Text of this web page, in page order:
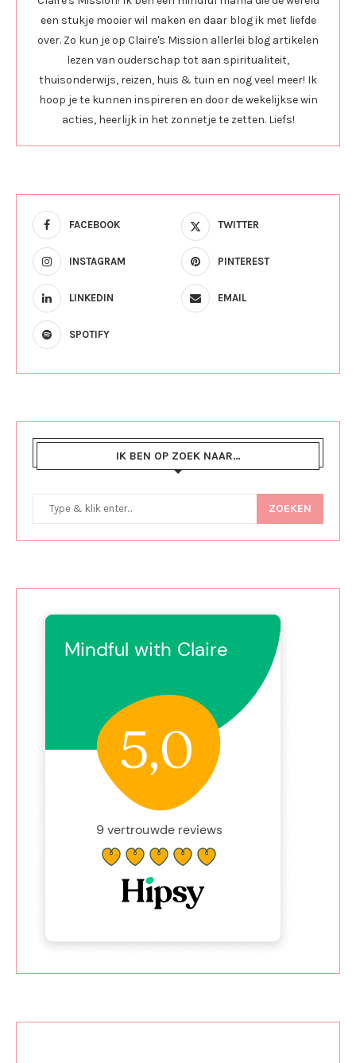
een stukje mooier wil maken en daar blog ik met liefde
over. Zo kun je op Claire's Mission allerlei blog artikelen
lezen van ouderschap tot aan spiritualiteit,
thuisonderwijs, reizen, huis & tuin en nog veel meer! Ik
hoop je te kunnen inspireren en door de wekelijkse win
acties, heerlijk in het zonnetje te zetten. Liefs!
FACEBOOK TWITTER
INSTAGRAM PINTEREST
LINKEDIN EMAIL
SPOTIFY
IK BEN OP ZOEK NAAR…
ZOEKEN